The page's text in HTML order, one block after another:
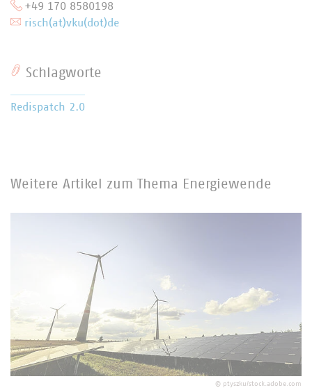
+49 170 8580198
risch(at)vku(dot)de
Schlagworte
Redispatch 2.0
Weitere Artikel zum Thema Energiewende
© ptyszku/stock.adobe.com